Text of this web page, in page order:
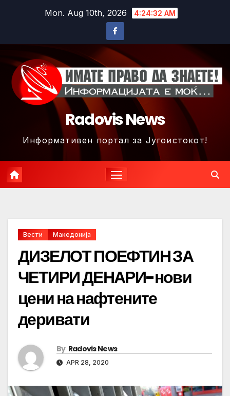
Mon. Aug 10th, 2026 4:24:35 AM
Radovis News
Информативен портал за Југоистокот!
Вести Македонија
ДИЗЕЛОТ ПОЕФТИН ЗА
ЧЕТИРИ ДЕНАРИ-нови
цени на нафтените
деривати
By Radovis News
APR 28, 2020